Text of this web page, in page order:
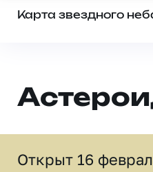
Карта звездного
Открыт 16